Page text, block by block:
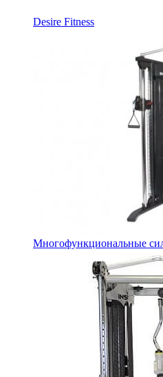
Desire Fitness
Многофункциональные